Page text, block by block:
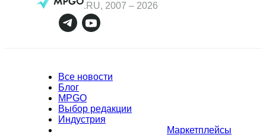
.RU, 2007 – 2026
Все новости
Блог
MPGO
Выбор редакции
Индустрия
Маркетплейсы